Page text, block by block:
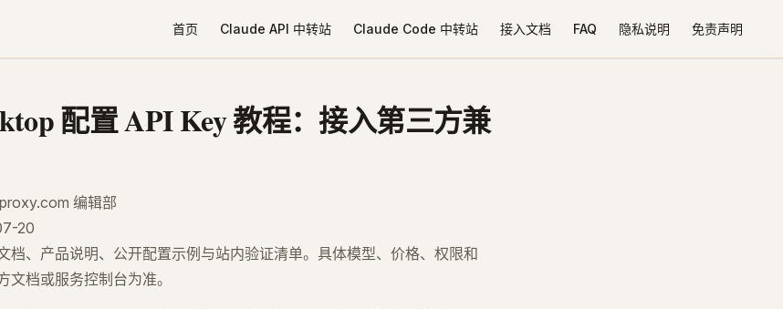
首页 Claude API 中转站 Claude Code 中转站 接入文档 FAQ 隐私说明 免责声明
配置 API Key 教程：接入第三方兼
编辑部
20
档、产品说明、公开配置示例与站内验证清单。具体模型、价格、权限和
文档或服务控制台为准。